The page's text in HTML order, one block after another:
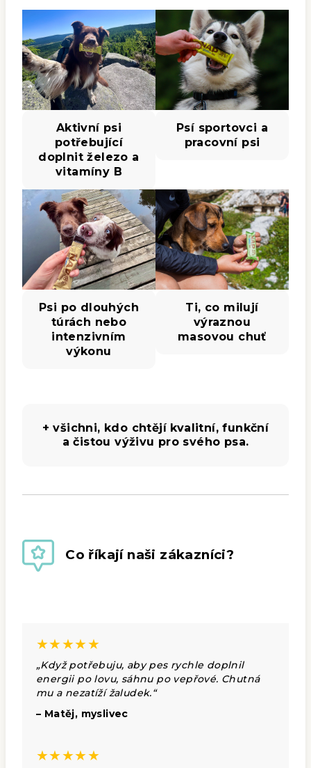
Aktivní psi
potřebující
doplnit železo a
vitamíny B
Psí sportovci a
pracovní psi
Psi po dlouhých
túrách nebo
intenzivním
výkonu
Ti, co milují
výraznou
masovou chuť
+ všichni, kdo chtějí kvalitní, funkční
a čistou výživu pro svého psa.
Co říkají naši zákazníci?
★★★★★
„Když potřebuju, aby pes rychle doplnil
energii po lovu, sáhnu po vepřové. Chutná
mu a nezatíží žaludek.“
– Matěj, myslivec
★★★★★